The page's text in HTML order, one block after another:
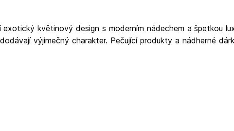
květinový design s moderním nádechem a špetkou
výjimečný charakter. Pečující produkty a nádherné